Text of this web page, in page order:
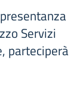
Servizi
parteciperà